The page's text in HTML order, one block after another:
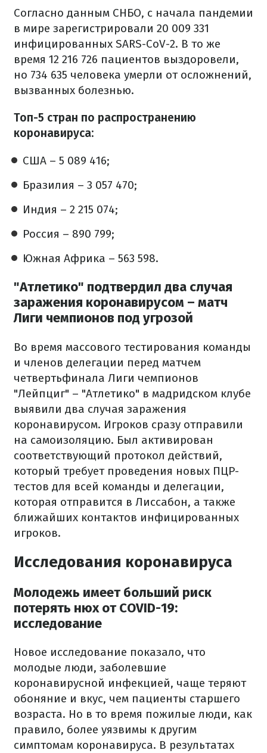
Согласно данным СНБО, с начала пандемии
в мире зарегистрировали 20 009 331
инфицированных SARS-CoV-2. В то же
время 12 216 726 пациентов выздоровели,
но 734 635 человека умерли от осложнений,
вызванных болезнью.
Топ-5 стран по распространению
коронавируса:
США – 5 089 416;
Бразилия – 3 057 470;
Индия – 2 215 074;
Россия – 890 799;
Южная Африка – 563 598.
"Атлетико" подтвердил два случая
заражения коронавирусом – матч
Лиги чемпионов под угрозой
Во время массового тестирования команды
и членов делегации перед матчем
четвертьфинала Лиги чемпионов
"Лейпциг" – "Атлетико" в мадридском клубе
выявили два случая заражения
коронавирусом. Игроков сразу отправили
на самоизоляцию. Был активирован
соответствующий протокол действий,
который требует проведения новых ПЦР-
тестов для всей команды и делегации,
которая отправится в Лиссабон, а также
ближайших контактов инфицированных
игроков.
Исследования коронавируса
Молодежь имеет больший риск
потерять нюх от COVID-19:
исследование
Новое исследование показало, что
молодые люди, заболевшие
коронавирусной инфекцией, чаще теряют
обоняние и вкус, чем пациенты старшего
возраста. Но в то время пожилые люди, как
правило, более уязвимы к другим
симптомам коронавируса. В результатах